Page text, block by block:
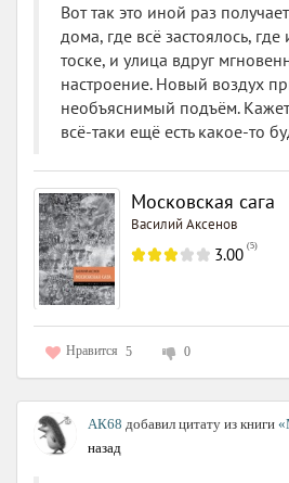
Вот так это иной раз
дома, где всё застоялось,
тоске, и улица вдруг
настроение. Новый воздух
необъяснимый подъём.
всё-таки ещё есть какое-то
Московская сага
Василий Аксенов
3.00 (5)
Нравится 5 0
АК68 добавил цитату из книги
назад